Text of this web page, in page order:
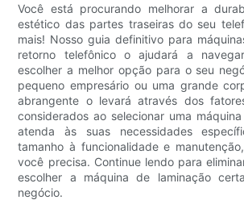
Você está procurando melhorar a
estético das partes traseiras do seu
mais! Nosso guia definitivo para
retorno telefônico o ajudará a
escolher a melhor opção para o seu
pequeno empresário ou uma grande
abrangente o levará através dos
considerados ao selecionar uma
atenda às suas necessidades
tamanho à funcionalidade e
você precisa. Continue lendo para
escolher a máquina de laminação
negócio.